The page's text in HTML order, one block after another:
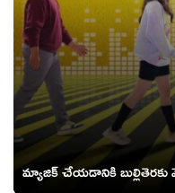
మ్యాజిక్ చేయడానికి బుల్లితెరకు